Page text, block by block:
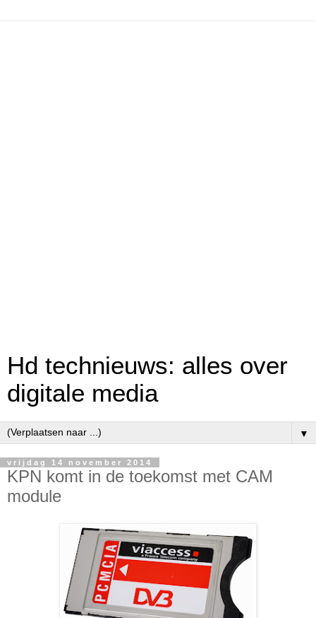
Hd technieuws: alles over
digitale media
▼
vrijdag 14 november 2014
KPN komt in de toekomst met CAM
module